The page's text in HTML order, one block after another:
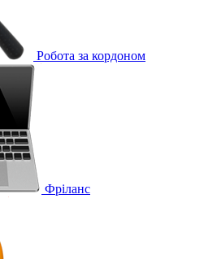
Робота за кордоном
Фріланс